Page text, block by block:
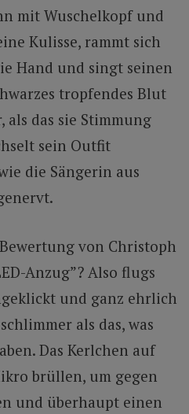
mit Wuschelkopf und
Kulisse, rammt sich
Hand und singt seinen
tropfendes Blut
als das sie Stimmung
sein Outfit
die Sängerin aus
von Christoph
Anzug”? Also flugs
und ganz ehrlich
als das, was
Das Kerlchen auf
brüllen, um gegen
und überhaupt einen